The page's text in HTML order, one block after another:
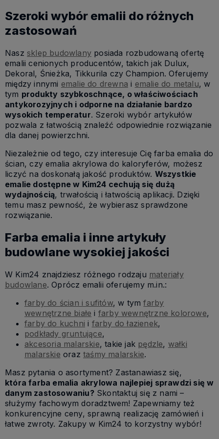
Szeroki wybór emalii do różnych
zastosowań
Nasz sklep budowlany posiada rozbudowaną ofertę
emalii cenionych producentów, takich jak Dulux,
Dekoral, Śnieżka, Tikkurila czy Champion. Oferujemy
między innymi emalie do drewna i emalie do metalu, w
tym produkty szybkoschnące, o właściwościach
antykorozyjnych i odporne na działanie bardzo
wysokich temperatur. Szeroki wybór artykułów
pozwala z łatwością znaleźć odpowiednie rozwiązanie
dla danej powierzchni.
Niezależnie od tego, czy interesuje Cię farba emalia do
ścian, czy emalia akrylowa do kaloryferów, możesz
liczyć na doskonałą jakość produktów. Wszystkie
emalie dostępne w Kim24 cechują się dużą
wydajnością, trwałością i łatwością aplikacji. Dzięki
temu masz pewność, że wybierasz sprawdzone
rozwiązanie.
Farba emalia i inne artykuły
budowlane wysokiej jakości
W Kim24 znajdziesz różnego rodzaju materiały
budowlane. Oprócz emalii oferujemy m.in.:
farby do ścian i sufitów, w tymfarby
wewnętrzne białe i farby wewnętrzne kolorowe,
farby do kuchni i farby do łazienek,
podkłady gruntujące,
akcesoria malarskie, takie jak pędzle, wałki
malarskie oraztaśmy malarskie.
Masz pytania o asortyment? Zastanawiasz się,
która farba emalia akrylowa najlepiej sprawdzi się w
danym zastosowaniu?Skontaktuj się z nami –
służymy fachowym doradztwem! Zapewniamy też
konkurencyjne ceny, sprawną realizację zamówień i
łatwe zwroty. Zakupy w Kim24 to korzystny wybór!